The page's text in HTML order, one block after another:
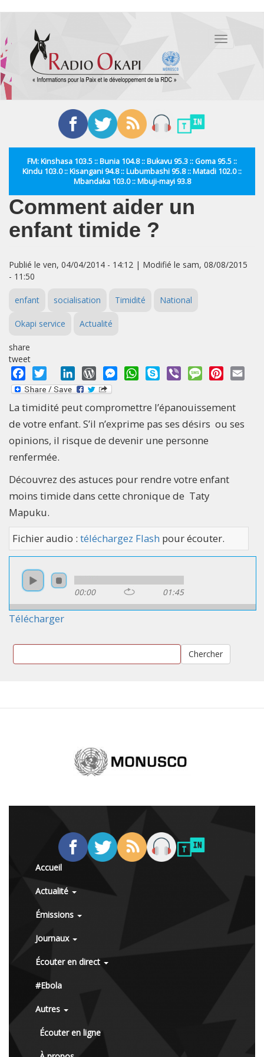
contenu
principal
Toggle
FM: Kinshasa 103.5 :: Bunia 104.8 :: Bukavu 95.3 :: Goma 95.5 ::
Kindu 103.0 :: Kisangani 94.8 :: Lubumbashi 95.8 :: Matadi 102.0 ::
Mbandaka 103.0 :: Mbuji-mayi 93.8
Comment aider un
enfant timide ?
Publié le ven, 04/04/2014 - 14:12 | Modifié le sam, 08/08/2015
- 11:50
enfant socialisation Timidité National
Okapi service Actualité
share
tweet
Facebook
Twitter LinkedInWordPressMessengerWhatsApp
Skype Viber MessagePinterest
La timidité peut compromettre l’épanouissement
de votre enfant. S’il n’exprime pas ses désirs ou ses
opinions, il risque de devenir une personne
renfermée.
Découvrez des astuces pour rendre votre enfant
moins timide dans cette chronique de Taty
Mapuku.
Fichier audio : téléchargez Flash pour écouter.
00:00 01:45
Télécharger
Chercher
Accueil
Actualité
Émissions
Journaux
Écouter en direct
#Ebola
Autres
Écouter en ligne